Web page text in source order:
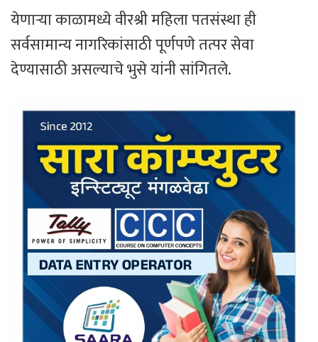
येणाऱ्या काळामध्ये वीरश्री महिला पतसंस्था ही
सर्वसामान्य नागरिकांसाठी पूर्णपणे तत्पर सेवा
देण्यासाठी असल्याचे भुसे यांनी सांगितले.